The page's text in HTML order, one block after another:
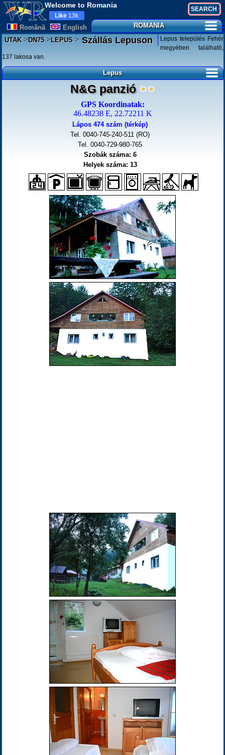
Welcome to Romania
Românã English
Like 13k
ROMANIA
UTAK>DN75>LEPUS>Szállás Lepuson
Lepus település Fehér
megyében található,
137 lakosa van.
Lepus
N&G panzió
GPS Koordinatak:
46.48238 E, 22.72211 K
Lápos 474 szám (térkép)
Tel. 0040-745-240-511 (RO)
Tel. 0040-729-980-765
Szobák száma: 6
Helyek száma: 13